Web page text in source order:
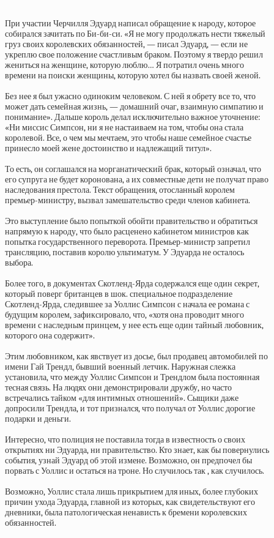
При участии Черчилля Эдуард написал обращение к народу, которое
собирался зачитать по Би-би-си. «Я не могу продолжать нести тяжелый
груз своих королевских обязанностей, — писал Эдуард, — если не
укреплю свое положение счастливым браком. Поэтому я твердо решил
жениться на женщине, которую люблю… Я потратил очень много
времени на поиски женщины, которую хотел бы назвать своей женой.
Без нее я был ужасно одиноким человеком. С ней я обрету все то, что
может дать семейная жизнь, — домашний очаг, взаимную симпатию и
понимание». Дальше король делал исключительно важное уточнение:
«Ни миссис Симпсон, ни я не настаиваем на том, чтобы она стала
королевой. Все, о чем мы мечтаем, это чтобы наше семейное счастье
принесло моей жене достоинство и надлежащий титул».
То есть, он соглашался на морганатический брак, который означал, что
его супруга не будет коронована, а их совместные дети не получат право
наследования престола. Текст обращения, отосланный королем
премьер-министру, вызвал замешательство среди членов кабинета.
Это выступление было попыткой обойти правительство и обратиться
напрямую к народу, что было расценено кабинетом министров как
попытка государственного переворота. Премьер-министр запретил
трансляцию, поставив королю ультиматум. У Эдуарда не осталось
выбора.
Более того, в документах Скотленд-Ярда содержался еще один секрет,
который поверг британцев в шок. специальное подразделение
Скотленд-Ярда, следившее за Уоллис Симпсон с начала ее романа с
будущим королем, зафиксировало, что, «хотя она проводит много
времени с наследным принцем, у нее есть еще один тайный любовник,
которого она содержит».
Этим любовником, как явствует из досье, был продавец автомобилей по
имени Гай Трендл, бывший военный летчик. Наружная слежка
установила, что между Уоллис Симпсон и Трендлом была постоянная
тесная связь. На людях они демонстрировали дружбу, но часто
встречались тайком «для интимных отношений». Сыщики даже
допросили Трендла, и тот признался, что получал от Уоллис дорогие
подарки и деньги.
Интересно, что полиция не поставила тогда в известность о своих
открытиях ни Эдуарда, ни правительство. Кто знает, как бы повернулись
события, узнай Эдуард об этой измене. Возможно, он предпочел бы
порвать с Уоллис и остаться на троне. Но случилось так , как случилось.
Возможно, Уоллис стала лишь прикрытием для иных, более глубоких
причин ухода Эдуарда, главной из которых, как свидетельствуют его
дневники, была патологическая ненависть к бремени королевских
обязанностей.